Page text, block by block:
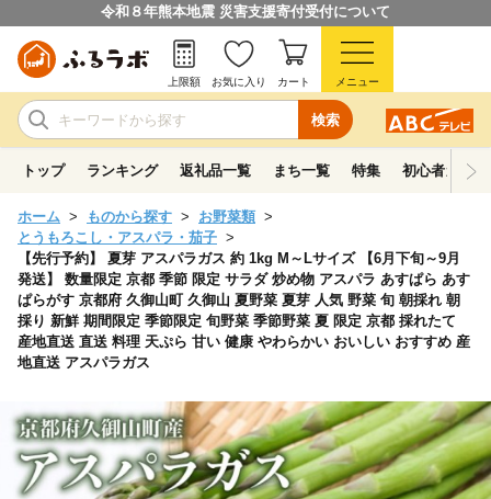
令和８年熊本地震 災害支援寄付受付について
検索
上限額 お気に入り カート メニュー
トップ ランキング 返礼品一覧 まち一覧 特集 初心者ガイド
ホーム ものから探す
お野菜類
とうもろこし・アスパラ・茄子
【先行予約】 夏芽 アスパラガス 約 1kg M～Lサイズ 【6月下旬～9月
発送】 数量限定 京都 季節 限定 サラダ 炒め物 アスパラ あすぱら あす
ぱらがす 京都府 久御山町 久御山 夏野菜 夏芽 人気 野菜 旬 朝採れ 朝
採り 新鮮 期間限定 季節限定 旬野菜 季節野菜 夏 限定 京都 採れたて
産地直送 直送 料理 天ぷら 甘い 健康 やわらかい おいしい おすすめ 産
地直送 アスパラガス